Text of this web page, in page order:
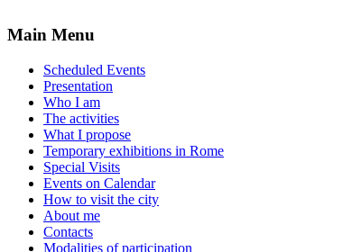
Main Menu
Scheduled Events
Presentation
Who I am
The activities
What I propose
Temporary exhibitions in Rome
Special Visits
Events on Calendar
How to visit the city
About me
Contacts
Modalities of participation